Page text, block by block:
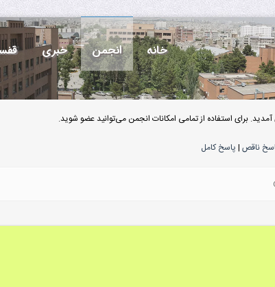
خانه انجمن خبری
برای استفاده از تمامی امکانات انجمن می‌توانید عضو شوید.
ناقص | پاسخ کامل